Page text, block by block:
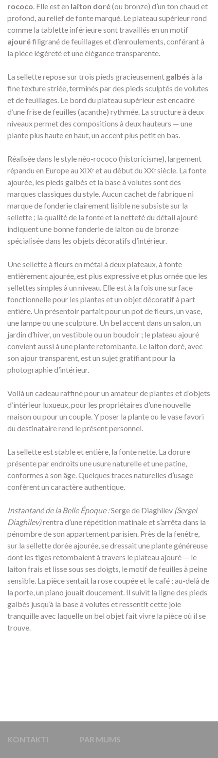
rococo. Elle est en laiton doré(ou bronze) d’un ton chaud et
profond, au relief de fonte marqué. Le plateau supérieur rond
comme la tablette inférieure sont travaillés en un motif
ajouréfiligrané de feuillages et d’enroulements, conférant à
la pièce légèreté et une élégance transparente.
La sellette repose sur trois pieds gracieusement galbés à la
fine texture striée, terminés par des pieds sculptés de volutes
et de feuillages. Le bord du plateau supérieur est encadré
d’une frise de feuilles (acanthe) rythmée. La structure à deux
niveaux permet des compositions à deux hauteurs — une
plante plus haute en haut, un accent plus petit en bas.
Réalisée dans le style néo-rococo (historicisme), largement
répandu en Europe au XIXᵉ et au début du XXᵉ siècle. La fonte
ajourée, les pieds galbés et la base à volutes sont des
marques classiques du style. Aucun cachet de fabrique ni
marque de fonderie clairement lisible ne subsiste sur la
sellette ; la qualité de la fonte et la netteté du détail ajouré
indiquent une bonne fonderie de laiton ou de bronze
spécialisée dans les objets décoratifs d’intérieur.
Une sellette à fleurs en métal à deux plateaux, à fonte
entièrement ajourée, est plus expressive et plus ornée que les
sellettes simples à un niveau. Elle est à la fois une surface
fonctionnelle pour les plantes et un objet décoratif à part
entière. Un présentoir parfait pour un pot de fleurs, un vase,
une lampe ou une sculpture. Un bel accent dans un salon, un
jardin d’hiver, un vestibule ou un boudoir ; le plateau ajouré
convient aussi à une plante retombante. Le laiton doré, avec
son ajour transparent, est un sujet gratifiant pour la
photographie d’intérieur.
Voilà un cadeau raffiné pour un amateur de plantes et d’objets
d’intérieur luxueux, pour les propriétaires d’une nouvelle
maison ou pour un couple. Y poser la plante ou le vase favori
du destinataire rend le présent personnel.
La sellette est stable et entière, la fonte nette. La dorure
présente par endroits une usure naturelle et une patine,
conformes à son âge. Quelques traces naturelles d’usage
confèrent un caractère authentique.
Instantané de la Belle Époque :Serge de Diaghilev (Sergei
Diaghilev)rentra d’une répétition matinale et s’arrêta dans la
pénombre de son appartement parisien. Près de la fenêtre,
sur la sellette dorée ajourée, se dressait une plante généreuse
dont les tiges retombaient à travers le plateau ajouré — le
laiton frais et lisse sous ses doigts, le motif de feuilles à peine
sensible. La pièce sentait la rose coupée et le café ; au-delà de
la porte, un piano jouait doucement. Il suivit la ligne des pieds
galbés jusqu’à la base à volutes et ressentit cette joie
tranquille avec laquelle un bel objet fait vivre la pièce où il se
trouve.
KONTAKTI PAR MUMS